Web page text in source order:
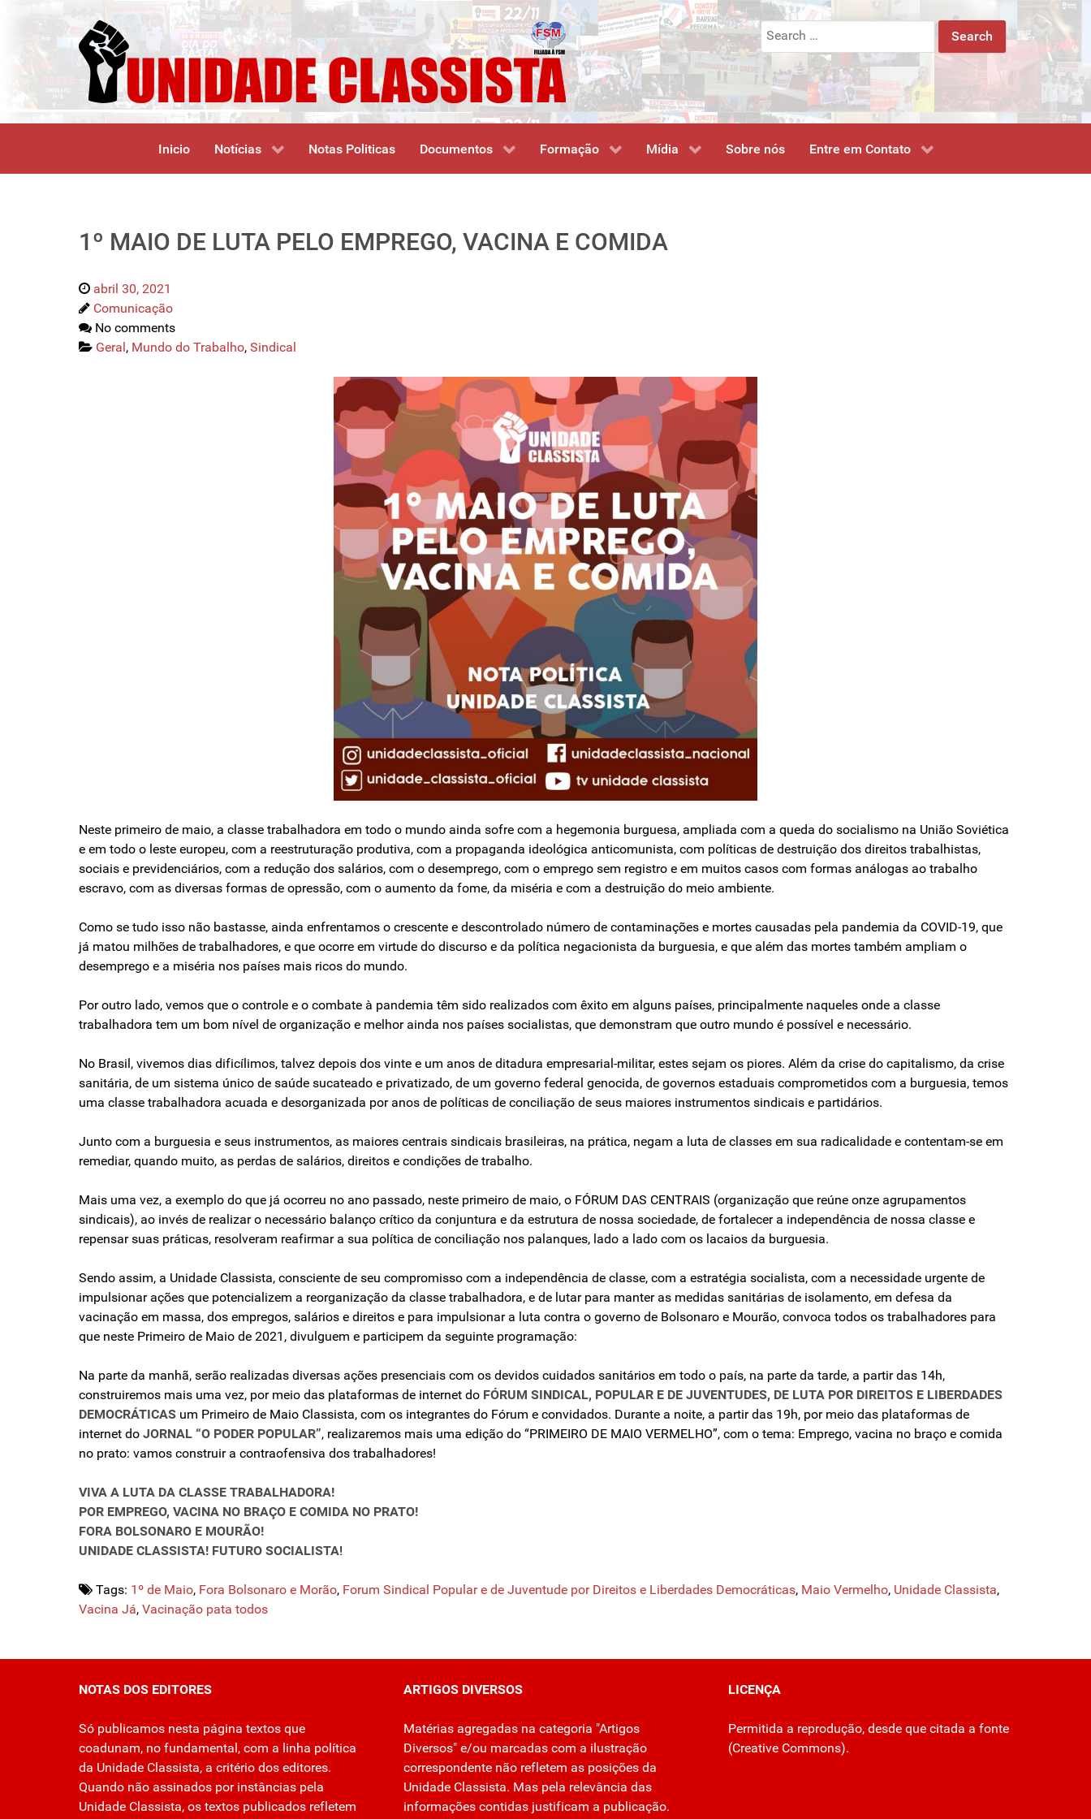
Search
for:
Inicio Notícias Notas Politicas Documentos Formação Mídia Sobre nós Entre em Contato
1º MAIO DE LUTA PELO EMPREGO, VACINA E COMIDA
abril 30, 2021
Comunicação
No comments
Geral , Mundo do Trabalho, Sindical
Neste primeiro de maio, a classe trabalhadora em todo o mundo ainda sofre com a hegemonia burguesa, ampliada com a queda do socialismo na União Soviética
e em todo o leste europeu, com a reestruturação produtiva, com a propaganda ideológica anticomunista, com políticas de destruição dos direitos trabalhistas,
sociais e previdenciários, com a redução dos salários, com o desemprego, com o emprego sem registro e em muitos casos com formas análogas ao trabalho
escravo, com as diversas formas de opressão, com o aumento da fome, da miséria e com a destruição do meio ambiente.
Como se tudo isso não bastasse, ainda enfrentamos o crescente e descontrolado número de contaminações e mortes causadas pela pandemia da COVID-19, que
já matou milhões de trabalhadores, e que ocorre em virtude do discurso e da política negacionista da burguesia, e que além das mortes também ampliam o
desemprego e a miséria nos países mais ricos do mundo.
Por outro lado, vemos que o controle e o combate à pandemia têm sido realizados com êxito em alguns países, principalmente naqueles onde a classe
trabalhadora tem um bom nível de organização e melhor ainda nos países socialistas, que demonstram que outro mundo é possível e necessário.
No Brasil, vivemos dias dificílimos, talvez depois dos vinte e um anos de ditadura empresarial-militar, estes sejam os piores. Além da crise do capitalismo, da crise
sanitária, de um sistema único de saúde sucateado e privatizado, de um governo federal genocida, de governos estaduais comprometidos com a burguesia, temos
uma classe trabalhadora acuada e desorganizada por anos de políticas de conciliação de seus maiores instrumentos sindicais e partidários.
Junto com a burguesia e seus instrumentos, as maiores centrais sindicais brasileiras, na prática, negam a luta de classes em sua radicalidade e contentam-se em
remediar, quando muito, as perdas de salários, direitos e condições de trabalho.
Mais uma vez, a exemplo do que já ocorreu no ano passado, neste primeiro de maio, o FÓRUM DAS CENTRAIS (organização que reúne onze agrupamentos
sindicais), ao invés de realizar o necessário balanço crítico da conjuntura e da estrutura de nossa sociedade, de fortalecer a independência de nossa classe e
repensar suas práticas, resolveram reafirmar a sua política de conciliação nos palanques, lado a lado com os lacaios da burguesia.
Sendo assim, a Unidade Classista, consciente de seu compromisso com a independência de classe, com a estratégia socialista, com a necessidade urgente de
impulsionar ações que potencializem a reorganização da classe trabalhadora, e de lutar para manter as medidas sanitárias de isolamento, em defesa da
vacinação em massa, dos empregos, salários e direitos e para impulsionar a luta contra o governo de Bolsonaro e Mourão, convoca todos os trabalhadores para
que neste Primeiro de Maio de 2021, divulguem e participem da seguinte programação:
Na parte da manhã, serão realizadas diversas ações presenciais com os devidos cuidados sanitários em todo o país, na parte da tarde, a partir das 14h,
construiremos mais uma vez, por meio das plataformas de internet do FÓRUM SINDICAL, POPULAR E DE JUVENTUDES, DE LUTA POR DIREITOS E LIBERDADES
DEMOCRÁTICAS um Primeiro de Maio Classista, com os integrantes do Fórum e convidados. Durante a noite, a partir das 19h, por meio das plataformas de
internet do JORNAL “O PODER POPULAR”, realizaremos mais uma edição do “PRIMEIRO DE MAIO VERMELHO”, com o tema: Emprego, vacina no braço e comida
no prato: vamos construir a contraofensiva dos trabalhadores!
VIVA A LUTA DA CLASSE TRABALHADORA!
POR EMPREGO, VACINA NO BRAÇO E COMIDA NO PRATO!
FORA BOLSONARO E MOURÃO!
UNIDADE CLASSISTA! FUTURO SOCIALISTA!
Tags: 1º de Maio, Fora Bolsonaro e Morão, Forum Sindical Popular e de Juventude por Direitos e Liberdades Democráticas, Maio Vermelho, Unidade Classista,
Vacina Já, Vacinação pata todos
NOTAS DOS EDITORES
Só publicamos nesta página textos que
coadunam, no fundamental, com a linha política
da Unidade Classista, a critério dos editores.
Quando não assinados por instâncias pela
Unidade Classista, os textos publicados refletem
ARTIGOS DIVERSOS
Matérias agregadas na categoria "Artigos
Diversos" e/ou marcadas com a ilustração
correspondente não refletem as posições da
Unidade Classista. Mas pela relevância das
informações contidas justificam a publicação.
LICENÇA
Permitida a reprodução, desde que citada a fonte
(Creative Commons).